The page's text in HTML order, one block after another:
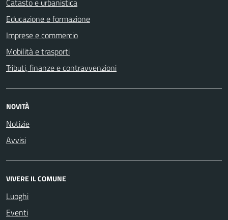
Educazione e formazione
Imprese e commercio
Mobilità e trasporti
Tributi, finanze e contravvenzioni
NOVITÀ
Notizie
Avvisi
VIVERE IL COMUNE
Luoghi
Eventi